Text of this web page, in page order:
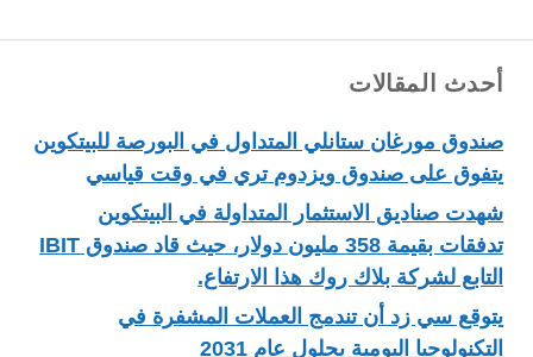
أحدث المقالات
صندوق مورغان ستانلي المتداول في البورصة للبيتكوين
يتفوق على صندوق ويزدوم تري في وقت قياسي
شهدت صناديق الاستثمار المتداولة في البيتكوين
تدفقات بقيمة 358 مليون دولار، حيث قاد صندوق IBIT
التابع لشركة بلاك روك هذا الارتفاع.
يتوقع سي زد أن تندمج العملات المشفرة في
التكنولوجيا اليومية بحلول عام 2031